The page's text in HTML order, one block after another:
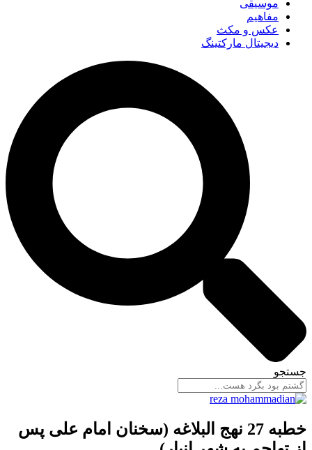
موسیقی
مفاهیم
عکس و مکث
دیجیتال مارکتینگ
جستجو
خطبه 27 نهج البلاغه (سخنان امام علی پس